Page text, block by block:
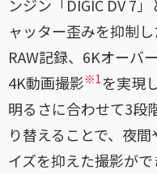
ンジン「DIGIC DV 7
ャッター歪みを抑制
RAW記録、6Kオーバ
4K動画撮影※1を実現
明るさに合わせて3段
り替えることで、夜
イズを抑えた撮影が